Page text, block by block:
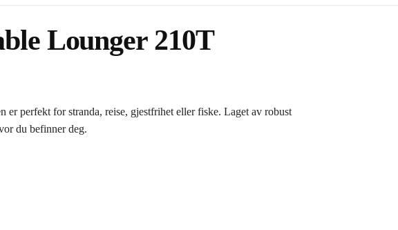
Lounger 210T
er perfekt for stranda, reise, gjestfrihet eller fiske. Laget av robust
du befinner deg.